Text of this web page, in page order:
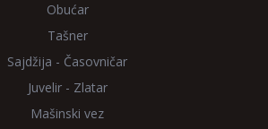
Obućar
Tašner
Sajdžija - Časovničar
Juvelir - Zlatar
Mašinski vez